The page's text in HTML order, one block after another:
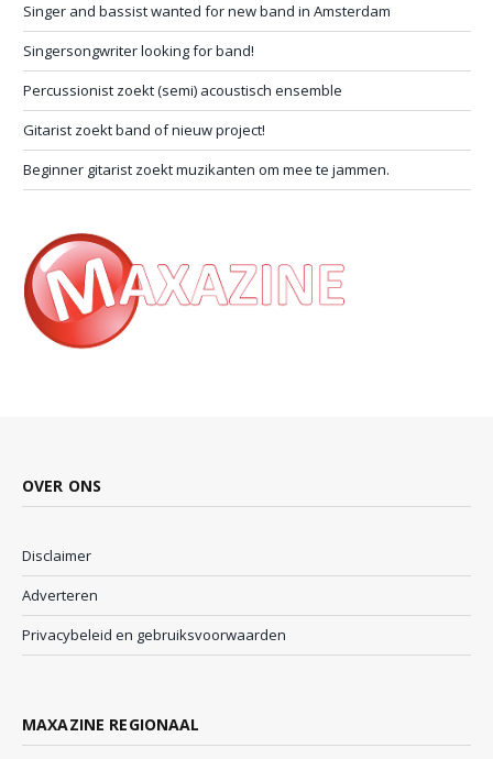
Singer and bassist wanted for new band in Amsterdam
Singersongwriter looking for band!
Percussionist zoekt (semi) acoustisch ensemble
Gitarist zoekt band of nieuw project!
Beginner gitarist zoekt muzikanten om mee te jammen.
OVER ONS
Disclaimer
Adverteren
Privacybeleid en gebruiksvoorwaarden
MAXAZINE REGIONAAL